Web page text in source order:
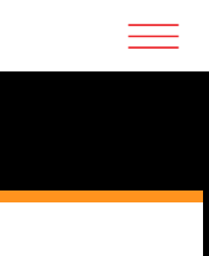
m